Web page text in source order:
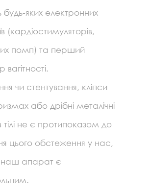
будь-яких електронних
(кардіостимуляторів,
помп) та перший
чи стентування, кліпси
або дрібні металічні
не є протипоказом до
цього обстеження у нас,
наш апарат є